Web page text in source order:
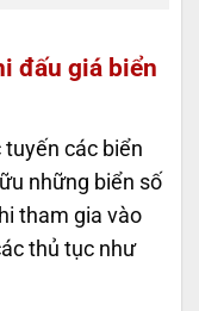
đấu giá biển
các biển
những biển số
tham gia vào
thủ tục như